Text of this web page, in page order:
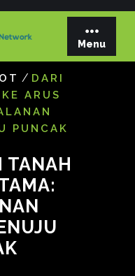
Menu
/ DARI
ARUS
PUNCAK
TANAH